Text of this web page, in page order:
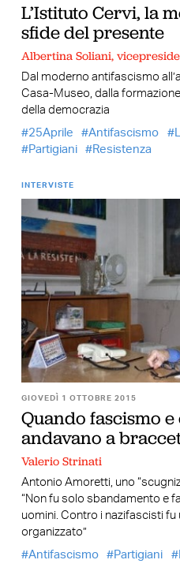
L’Istituto Cervi, la
sfide del presente
Albertina Soliani,
Dal moderno antifascismo
Casa-Museo, dalla
della democrazia
25Aprile
Antifascismo
Partigiani
Resistenza
INTERVISTE
GIOVEDÌ 1 OTTOBRE 2015
Quando fascismo
andavano a
Valerio Strinati
Antonio Amoretti, uno
“Non fu solo sbandamento e
uomini. Contro i nazifascisti
organizzato”
Antifascismo
Partigiani